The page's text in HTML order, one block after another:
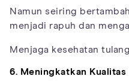
Namun seiring
menjadi rapuh dan
Menjaga kesehatan
6. Meningkatkan Kualitas